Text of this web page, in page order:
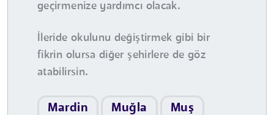
geçirmenize yardımcı olacak.
İleride okulunu değiştirmek gibi bir
fikrin olursa diğer şehirlere de göz
atabilirsin.
Mardin Muğla Muş